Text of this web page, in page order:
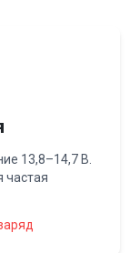
13,8–14,7 В.
частая